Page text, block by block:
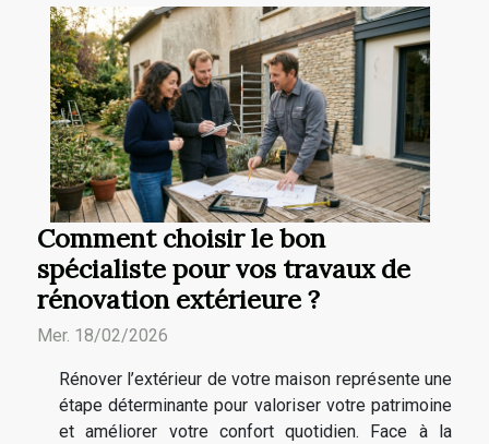
Comment choisir le bon
spécialiste pour vos travaux de
rénovation extérieure ?
Mer. 18/02/2026
Rénover l’extérieur de votre maison représente une
étape déterminante pour valoriser votre patrimoine
et améliorer votre confort quotidien. Face à la